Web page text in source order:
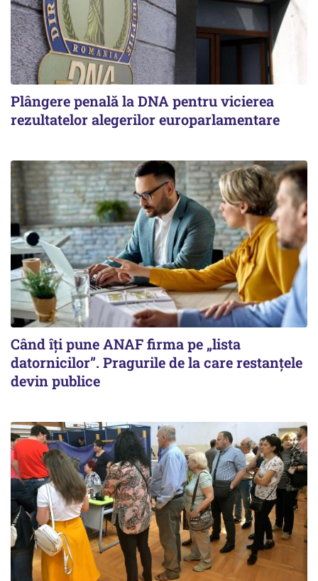
Plângere penală la DNA pentru vicierea
rezultatelor alegerilor europarlamentare
Când îți pune ANAF firma pe „lista
datornicilor”. Pragurile de la care restanțele
devin publice